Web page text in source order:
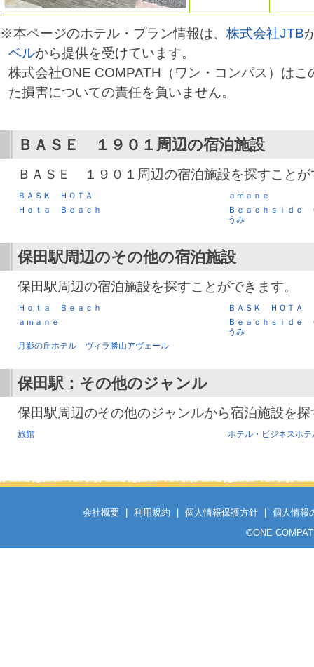
※本ページのホテル・プラン情報は、 株式会社JTB
ベルから提供を受けています。
株式会社ONE COMPATH（ワン・コンパス）はこ
た損害についての責任を負いません。
ＢＡＳＥ １９０１ 周辺の宿泊施設
ＢＡＳＥ １９０１周辺の宿泊施設を探すことが
ＢＡＳＫ ＨＯＴＡ
ａｍａｎｅ
Ｈｏｔａ Ｂｅａｃｈ
Ｂｅａｃｈｓｉｄ
うみ
保田駅周辺のその他の宿泊施設
保田駅周辺の宿泊施設を探すことができます。
Ｈｏｔａ Ｂｅａｃｈ
ＢＡＳＫ ＨＯＴＡ
ａｍａｎｅ
Ｂｅａｃｈｓｉｄ
うみ
月影の丘ホテル ヴィラ勝山アヴェール
保田駅 ：その他のジャンル
保田駅周辺のその他のジャンルから宿泊施設を
旅館 ホテル・ビジネスホテ
会社概要 利用規約 個人情報保護方針
個人情報
©ONE